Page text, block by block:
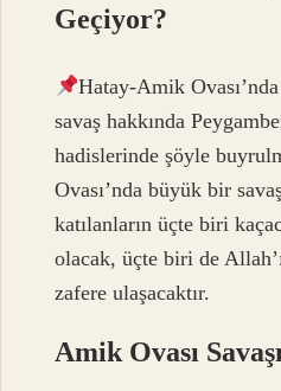
Geçiyor?
Hatay-Amik
savaş hakkında
hadislerinde şöyle
Ovası’nda büyük bir
katılanların üçte biri
olacak, üçte biri de
zafere ulaşacaktır.
Amik Ovası